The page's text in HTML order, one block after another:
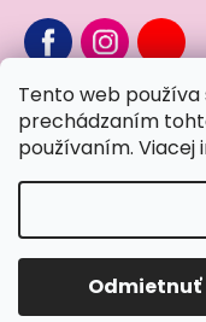
Tento web
prechádzaním
používaním. Viacej
Odmietnuť
Chcete sa
Copyright 2026